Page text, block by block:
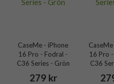
CaseMe - iPhone
16 Pro - Fodral -
C36 Series - Grön
279 kr
16 Pro
C36